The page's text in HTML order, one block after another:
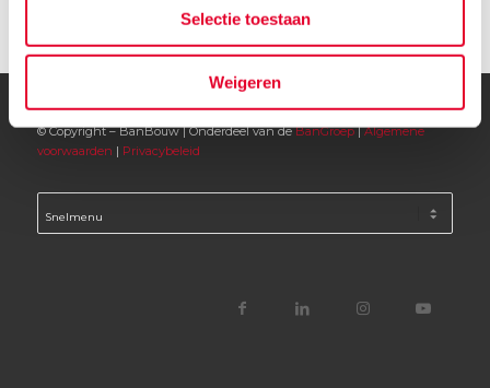
Selectie toestaan
Weigeren
© Copyright – BanBouw | Onderdeel van deBanGroep|Algemene
voorwaarden | Privacybeleid